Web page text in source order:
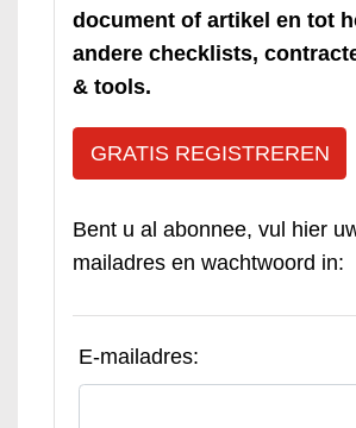
document of artikel en tot
andere checklists,
& tools.
GRATIS REGISTREREN
Bent u al abonnee, vul hier
mailadres en wachtwoord in:
E-mailadres: